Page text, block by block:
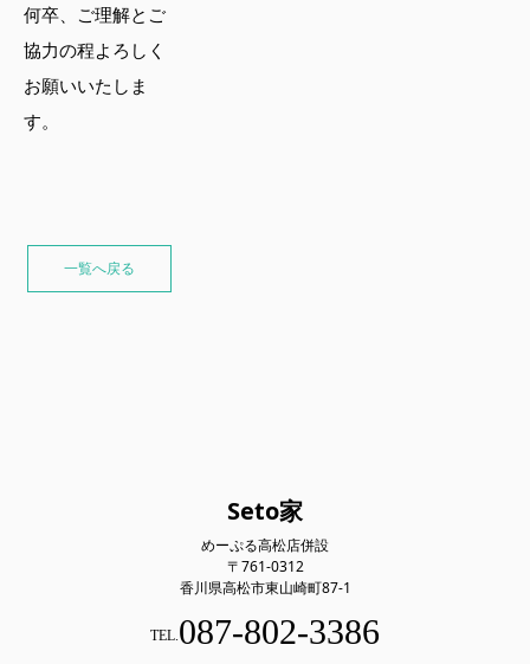
何卒、ご理解とご
協力の程よろしく
お願いいたしま
す。
一覧へ戻る
Seto家
めーぷる高松店併設
〒761-0312
香川県高松市東山崎町87-1
TEL.087-802-3386